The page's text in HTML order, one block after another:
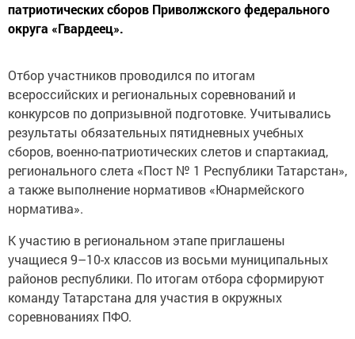
патриотических сборов Приволжского федерального
округа «Гвардеец».
Отбор участников проводился по итогам
всероссийских и региональных соревнований и
конкурсов по допризывной подготовке. Учитывались
результаты обязательных пятидневных учебных
сборов, военно-патриотических слетов и спартакиад,
регионального слета «Пост № 1 Республики Татарстан»,
а также выполнение нормативов «Юнармейского
норматива».
К участию в региональном этапе приглашены
учащиеся 9–10-х классов из восьми муниципальных
районов республики. По итогам отбора сформируют
команду Татарстана для участия в окружных
соревнованиях ПФО.